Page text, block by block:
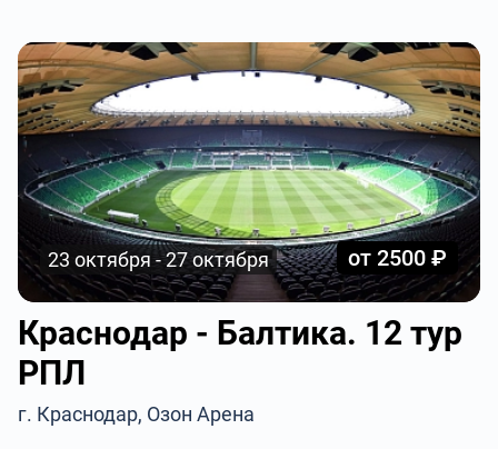
23 октября - 27 октября от 2500 ₽
Краснодар - Балтика. 12 тур
РПЛ
г. Краснодар, Озон Арена